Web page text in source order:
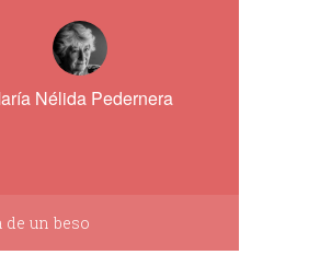
Nélida Pedernera
un beso